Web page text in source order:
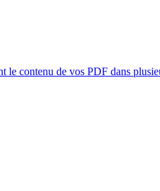
le contenu de vos PDF dans